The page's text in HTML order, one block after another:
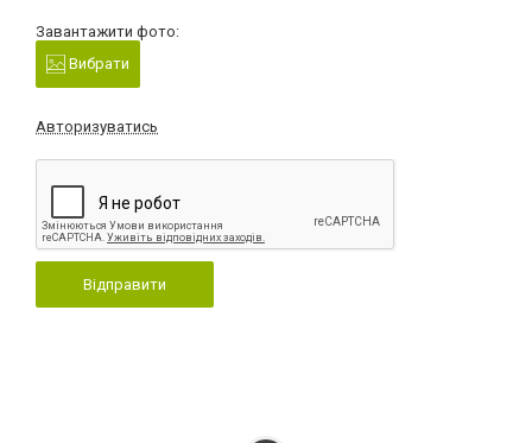
Завантажити фото:
Вибрати
Авторизуватись
Відправити